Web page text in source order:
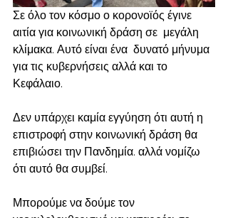
Σε όλο τον κόσμο ο κορονοϊός έγινε
αιτία για κοινωνική δράση σε  μεγάλη
κλίμακα. Αυτό είναι ένα  δυνατό μήνυμα
για τις κυβερνήσεις αλλά και το
Κεφάλαιο.
Δεν υπάρχει καμία εγγύηση ότι αυτή η
επιστροφή στην κοινωνική δράση θα
επιβιώσει την Πανδημία. αλλά νομίζω
ότι αυτό θα συμβεί.
Μπορούμε να δούμε τον